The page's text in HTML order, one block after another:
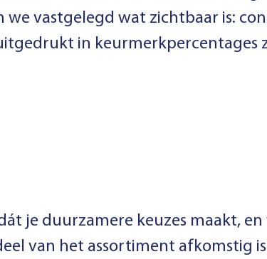
vastgelegd wat zichtbaar is:
in keurmerkpercentages
je duurzamere keuzes maakt, en
van het assortiment afkomstig